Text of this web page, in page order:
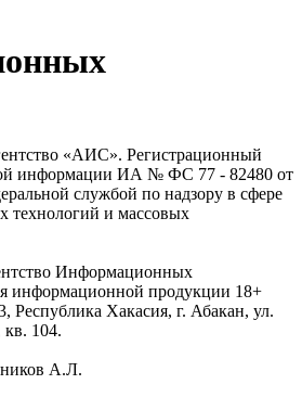
«АИС». Регистрационный
информации ИА № ФС 77 - 82480 от
службой по надзору в сфере
технологий и массовых
Информационных
информационной продукции 18+
Республика Хакасия, г. Абакан, ул.
104.
А.Л.